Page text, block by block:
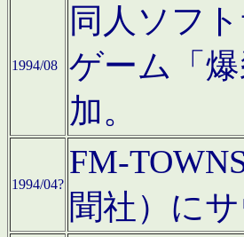
1994/08
同人ソフ
ゲーム「
加。
1994/04?
FM-
聞社）に